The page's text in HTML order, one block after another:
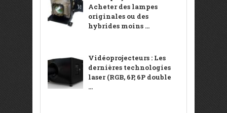
Acheter des lampes
originales ou des
hybrides moins ...
Vidéoprojecteurs : Les
dernières technologies
laser (RGB, 6P, 6P double
...